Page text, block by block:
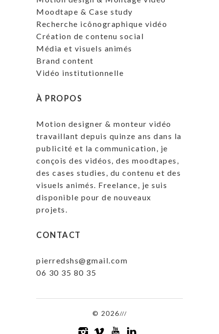
Moodtape & Case study
Recherche icônographique vidéo
Création de contenu social
Média et visuels animés
Brand content
Vidéo institutionnelle
À PROPOS
Motion designer & monteur vidéo
travaillant depuis quinze ans dans la
publicité et la communication, je
conçois des vidéos, des moodtapes,
des cases studies, du contenu et des
visuels animés. Freelance, je suis
disponible pour de nouveaux
projets.
CONTACT
pierredshs@gmail.com
06 30 35 80 35
© 2026///